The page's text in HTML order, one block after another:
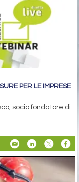
PER LE IMPRESE
socio fondatore di